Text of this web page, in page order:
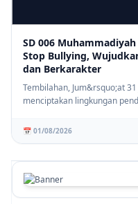
SD 006
Stop Bullying,
dan Berkarakter
Tembilahan, Jum&rsquo;at
menciptakan lingkungan
📅 01/08/2026